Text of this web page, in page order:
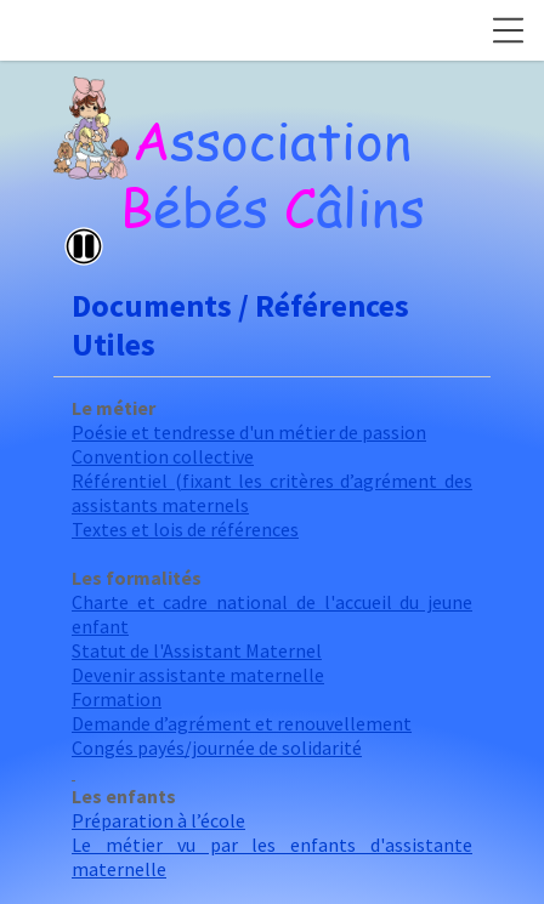
Association
Bébés Câlins
Documents / Références
Utiles
Le métier
Poésie et tendresse d'un métier de passion
Convention collective
Référentiel (fixant les critères d’agrément des
assistants maternels
Textes et lois de références
Les formalités
Charte et cadre national de l'accueil du jeune
enfant
Statut de l'Assistant Maternel
Devenir assistante maternelle
Formation
Demande d’agrément et renouvellement
Congés payés/journée de solidarité
Les enfants
Préparation à l’école
Le métier vu par les enfants d'assistante
maternelle